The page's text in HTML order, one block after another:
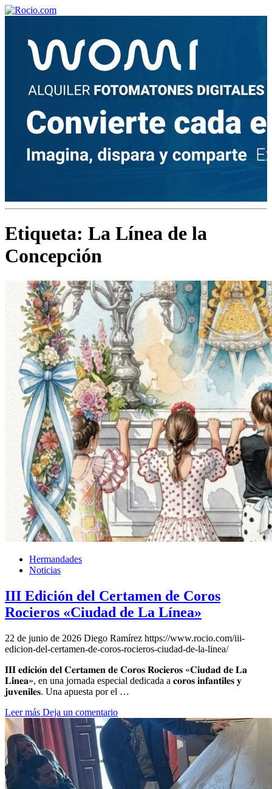
Etiqueta: La Línea de la
Concepción
Hermandades
Noticias
III Edición del Certamen de Coros
Rocieros «Ciudad de La Línea»
22 de junio de 2026 Diego Ramírez https://www.rocio.com/iii-
edicion-del-certamen-de-coros-rocieros-ciudad-de-la-linea/
𝐈𝐈𝐈 𝐞𝐝𝐢𝐜𝐢𝐨́𝐧 𝐝𝐞𝐥 𝐂𝐞𝐫𝐭𝐚𝐦𝐞𝐧 𝐝𝐞 𝐂𝐨𝐫𝐨𝐬 𝐑𝐨𝐜𝐢𝐞𝐫𝐨𝐬 «𝐂𝐢𝐮𝐝𝐚𝐝 𝐝𝐞 𝐋𝐚
𝐋𝐢́𝐧𝐞𝐚», en una jornada especial dedicada a 𝐜𝐨𝐫𝐨𝐬 𝐢𝐧𝐟𝐚𝐧𝐭𝐢𝐥𝐞𝐬 𝐲
𝐣𝐮𝐯𝐞𝐧𝐢𝐥𝐞𝐬. Una apuesta por el …
Leer más Deja un comentario
¡Bienvenido! Soy el asistente virtual de rocio.com.
¿En qué puedo ayudarte?
¿Cuántas hermandades participan en la romería?
¿Cuándo se construyó la primera ermita?
El traslado cada siete años
¿Cuales son los actos principales que se celebran en el
Rocío?
Quiero hacer el camino,¿que tengo que hacer?
En el Rocío, ¿dónde me alojo?